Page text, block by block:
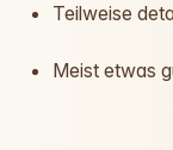
Teilweise
Meist etwas